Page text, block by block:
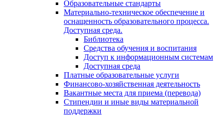
Образовательные стандарты
Материально-техническое обеспечение и
оснащенность образовательного процесса.
Доступная среда.
Библиотека
Средства обучения и воспитания
Доступ к информационным системам
Доступная среда
Платные образовательные услуги
Финансово-хозяйственная деятельность
Вакантные места для приема (перевода)
Стипендии и иные виды материальной
поддержки